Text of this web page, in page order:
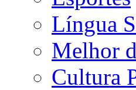
Língua
Melhor
Cultura